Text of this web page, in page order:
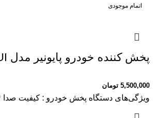
اتمام موجودی
پخش کننده خودرو پایونیر مدل MVH-S125UI
5,500,000 تومان
ویژگی‌های دستگاه پخش خودرو : کیفیت صدا ۲۴ بیت درگاه‌های ارتباطی پخش‌کننده : پورت AUX وزن : ۱۰۰۰ گرم دیسک قابل پخش : بدون امکان پخش دیسک نور پس زمینه : قرمز